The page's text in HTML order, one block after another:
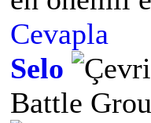
Cevapla
Selo
Battle